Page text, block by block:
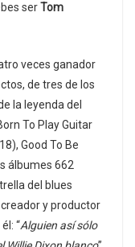
serTom
veces ganador
de tres de los
la leyenda del
To Play Guitar
Good To Be
álbumes 662
del blues
creador y productor
“Alguien así sólo